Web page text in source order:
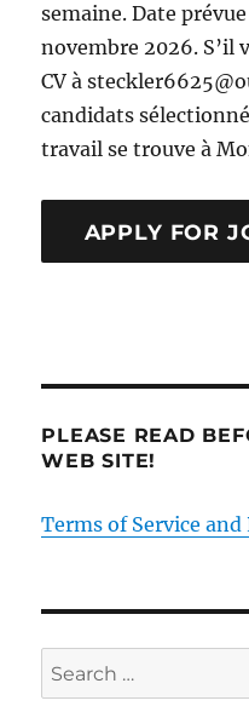
semaine. Date
novembre 2026. S’il
CV à
candidats
travail se trouve à
PLEASE READ
WEB SITE!
Terms of Service and
Search
for: